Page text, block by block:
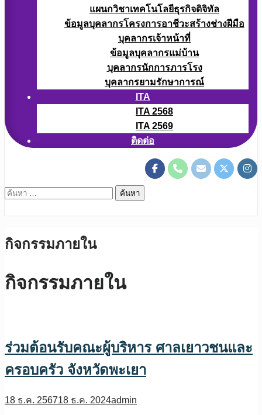
แผนกวิชาเทคโนโลยีธุรกิจดิจิทัล
ข้อมูลบุคลากรโครงการอาชีวะสร้างช่างฝีมือ
บุคลากรเจ้าหน้าที่
ข้อมูลบุคลากรแม่บ้าน
บุคลากรนักการภารโรง
บุคลากรยามรักษาการณ์
ITA
ITA 2568
ITA 2569
ติดต่อ
ค้นหา
กิจกรรมภายใน
กิจกรรมภายใน
ร่วมต้อนรับคณะผู้บริหาร ศาลเยาวชนและ
ครอบครัว จังหวัดพะเยา
18 ธ.ค. 256718 ธ.ค. 2024admin